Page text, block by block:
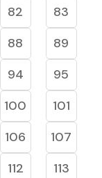
82
83
88
89
94
95
100
101
106
107
112
113